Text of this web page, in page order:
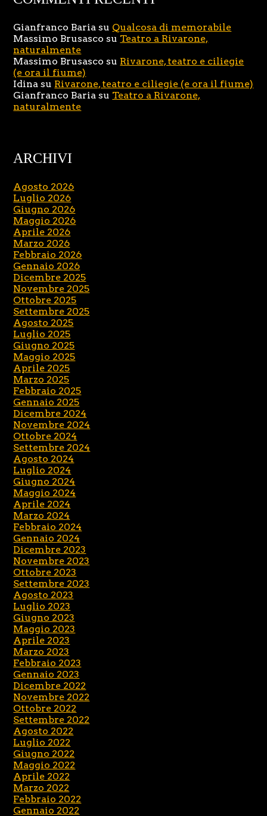
Gianfranco Baria su Qualcosa di memorabile
Massimo Brusasco su Teatro a Rivarone,
naturalmente
Massimo Brusasco su Rivarone, teatro e ciliegie
(e ora il fiume)
Idina su Rivarone, teatro e ciliegie (e ora il fiume)
Gianfranco Baria su Teatro a Rivarone,
naturalmente
ARCHIVI
Agosto 2026
Luglio 2026
Giugno 2026
Maggio 2026
Aprile 2026
Marzo 2026
Febbraio 2026
Gennaio 2026
Dicembre 2025
Novembre 2025
Ottobre 2025
Settembre 2025
Agosto 2025
Luglio 2025
Giugno 2025
Maggio 2025
Aprile 2025
Marzo 2025
Febbraio 2025
Gennaio 2025
Dicembre 2024
Novembre 2024
Ottobre 2024
Settembre 2024
Agosto 2024
Luglio 2024
Giugno 2024
Maggio 2024
Aprile 2024
Marzo 2024
Febbraio 2024
Gennaio 2024
Dicembre 2023
Novembre 2023
Ottobre 2023
Settembre 2023
Agosto 2023
Luglio 2023
Giugno 2023
Maggio 2023
Aprile 2023
Marzo 2023
Febbraio 2023
Gennaio 2023
Dicembre 2022
Novembre 2022
Ottobre 2022
Settembre 2022
Agosto 2022
Luglio 2022
Giugno 2022
Maggio 2022
Aprile 2022
Marzo 2022
Febbraio 2022
Gennaio 2022